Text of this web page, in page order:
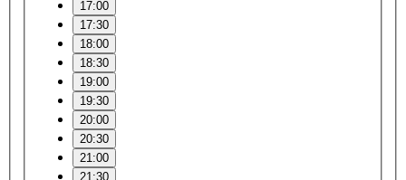
17:00
17:30
18:00
18:30
19:00
19:30
20:00
20:30
21:00
21:30